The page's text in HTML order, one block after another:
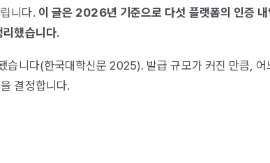
니다. 이 글은 2026년 기준으로 다섯 플랫폼의 인증 내
리했습니다.
습니다(한국대학신문 2025). 발급 규모가 커진 만큼, 어
결정합니다.